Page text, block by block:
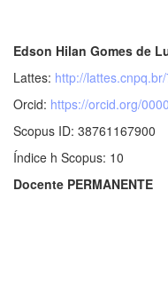
Edson Hilan Gomes de
Lattes: http://
Orcid: https://orcid.org/
Scopus ID: 38761167900
Índice h Scopus: 10
Docente PERMANENTE